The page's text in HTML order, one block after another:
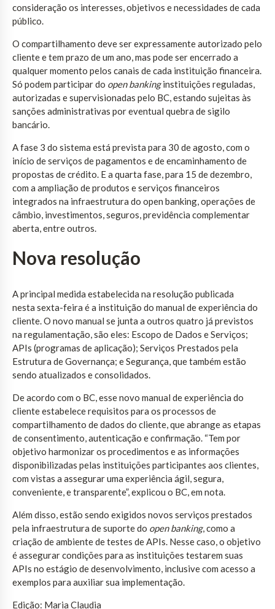
consideração os interesses, objetivos e necessidades de cada
público.
O compartilhamento deve ser expressamente autorizado pelo
cliente e tem prazo de um ano, mas pode ser encerrado a
qualquer momento pelos canais de cada instituição financeira.
Só podem participar do open bankinginstituições reguladas,
autorizadas e supervisionadas pelo BC, estando sujeitas às
sanções administrativas por eventual quebra de sigilo
bancário.
A fase 3 do sistema está prevista para 30 de agosto, com o
início de serviços de pagamentos e de encaminhamento de
propostas de crédito. E a quarta fase, para 15 de dezembro,
com a ampliação de produtos e serviços financeiros
integrados na infraestrutura do open banking, operações de
câmbio, investimentos, seguros, previdência complementar
aberta, entre outros.
Nova resolução
A principal medida estabelecida na resolução publicada
nesta sexta-feira é a instituição do manual de experiência do
cliente. O novo manual se junta a outros quatro já previstos
na regulamentação, são eles: Escopo de Dados e Serviços;
APIs (programas de aplicação); Serviços Prestados pela
Estrutura de Governança; e Segurança, que também estão
sendo atualizados e consolidados.
De acordo com o BC, esse novo manual de experiência do
cliente estabelece requisitos para os processos de
compartilhamento de dados do cliente, que abrange as etapas
de consentimento, autenticação e confirmação. “Tem por
objetivo harmonizar os procedimentos e as informações
disponibilizadas pelas instituições participantes aos clientes,
com vistas a assegurar uma experiência ágil, segura,
conveniente, e transparente”, explicou o BC, em nota.
Além disso, estão sendo exigidos novos serviços prestados
pela infraestrutura de suporte do open banking, como a
criação de ambiente de testes de APIs. Nesse caso, o objetivo
é assegurar condições para as instituições testarem suas
APIs no estágio de desenvolvimento, inclusive com acesso a
exemplos para auxiliar sua implementação.
Edição: Maria Claudia